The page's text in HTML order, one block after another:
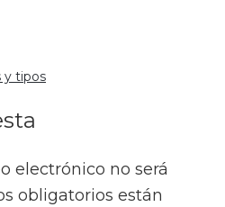
y tipos
electrónico no será
obligatorios están